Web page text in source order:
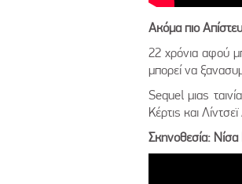
Ακόμα πιο
22 χρόνια αφού
μπορεί να
Sequel μιας
Κέρτις και
Σκηνοθεσία: